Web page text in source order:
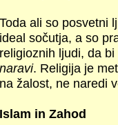
Toda ali so posvetni
ideal sočutja, a so
religioznih ljudi, da
naravi. Religija je
na žalost, ne naredi
Islam in Zahod